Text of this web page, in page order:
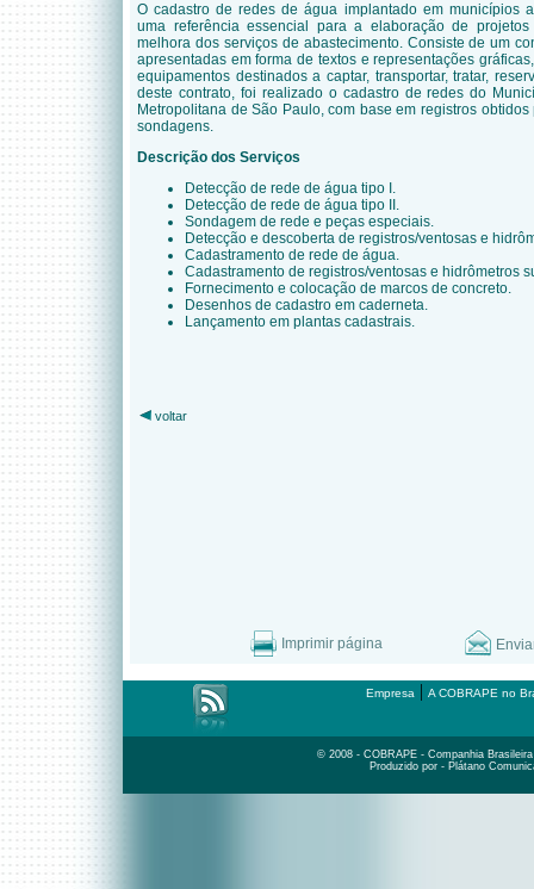
O cadastro de redes de água implantado em municípios
uma referência essencial para a elaboração de
melhora dos serviços de abastecimento. Consiste de um
apresentadas em forma de textos e representações
equipamentos destinados a captar, transportar, tratar,
deste contrato, foi realizado o cadastro de redes do
Metropolitana de São Paulo, com base em registros
sondagens.
Descrição dos Serviços
Detecção de rede de água tipo I.
Detecção de rede de água tipo II.
Sondagem de rede e peças especiais.
Detecção e descoberta de registros/ventosas e
Cadastramento de rede de água.
Cadastramento de registros/ventosas e hidrômetros
Fornecimento e colocação de marcos de concreto.
Desenhos de cadastro em caderneta.
Lançamento em plantas cadastrais.
voltar
Imprimir página
Empresa | A COBRAPE no
© 2008 - COBRAPE - Companhia
Produzido por - Plátano